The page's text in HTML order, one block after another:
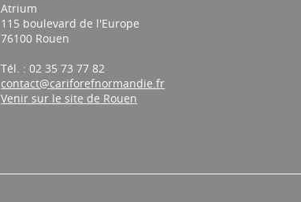
Atrium
115 boulevard de l'Europe
76100 Rouen
Tél. : 02 35 73 77 82
contact@cariforefnormandie.fr
Venir sur le site de Rouen